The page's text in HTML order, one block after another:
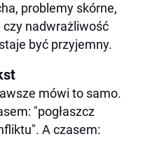
problemy skórne,
nadwrażliwość
być przyjemny.
mówi to samo.
"pogłaszcz
A czasem: